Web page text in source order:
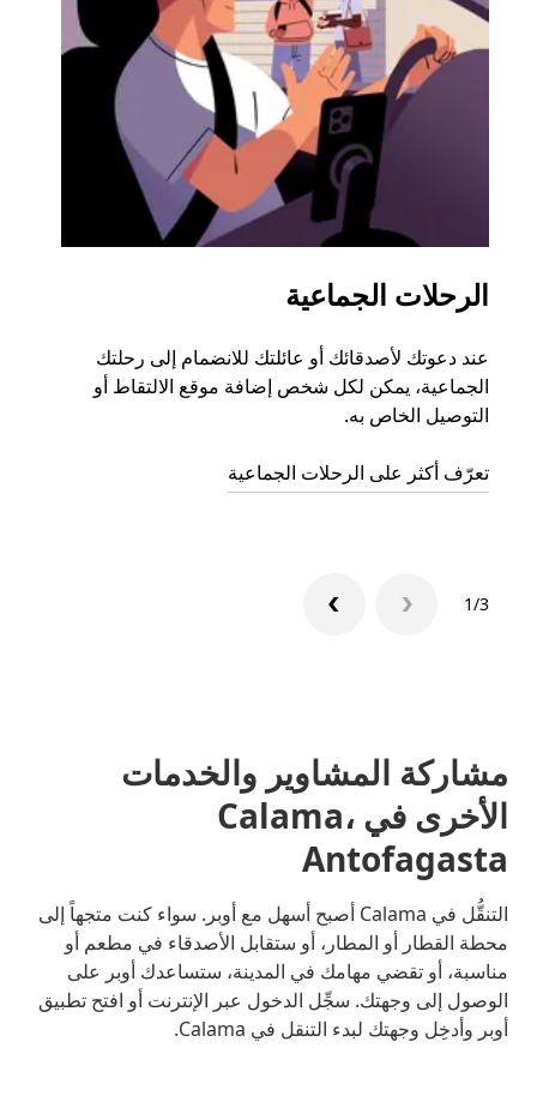
الرحلات الجماعية
عند دعوتك لأصدقائك أو عائلتك للانضمام إلى رحلتك
الجماعية، يمكن لكل شخص إضافة موقع الالتقاط أو
التوصيل الخاص به.
تعرّف أكثر على الرحلات الجماعية
1/3
مشاركة المشاوير والخدمات
الأخرى في Calama،
Antofagasta
التنقُّل في Calama أصبح أسهل مع أوبر. سواء كنت متجهاً إلى
محطة القطار أو المطار، أو ستقابل الأصدقاء في مطعم أو
مناسبة، أو تقضي مهامك في المدينة، ستساعدك أوبر على
الوصول إلى وجهتك. سجِّل الدخول عبر الإنترنت أو افتح تطبيق
أوبر وأدخِل وجهتك لبدء التنقل في Calama.